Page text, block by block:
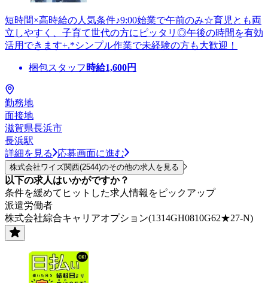
短時間×高時給の人気条件♪9:00始業で午前のみ☆育児とも両
立しやすく、子育て世代の方にピッタリ◎午後の時間を有効
活用できます+.*シンプル作業で未経験の方も大歓迎！
梱包スタッフ 時給1,600円
勤務地
面接地
滋賀県長浜市
長浜駅
詳細を見る
応募画面に進む
株式会社ワイズ関西(2544)のその他の求人を見る
以下の求人はいかがですか？
条件を緩めてヒットした求人情報をピックアップ
派遣労働者
株式会社綜合キャリアオプション(1314GH0810G62★27-N)